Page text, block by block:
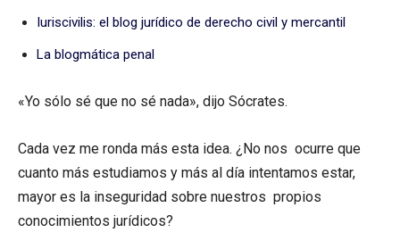
Iuriscivilis: el blog jurídico de derecho civil y mercantil
La blogmática penal
«Yo sólo sé que no sé nada», dijo Sócrates.
Cada vez me ronda más esta idea. ¿No nos ocurre que
cuanto más estudiamos y más al día intentamos estar,
mayor es la inseguridad sobre nuestros propios
conocimientos jurídicos?